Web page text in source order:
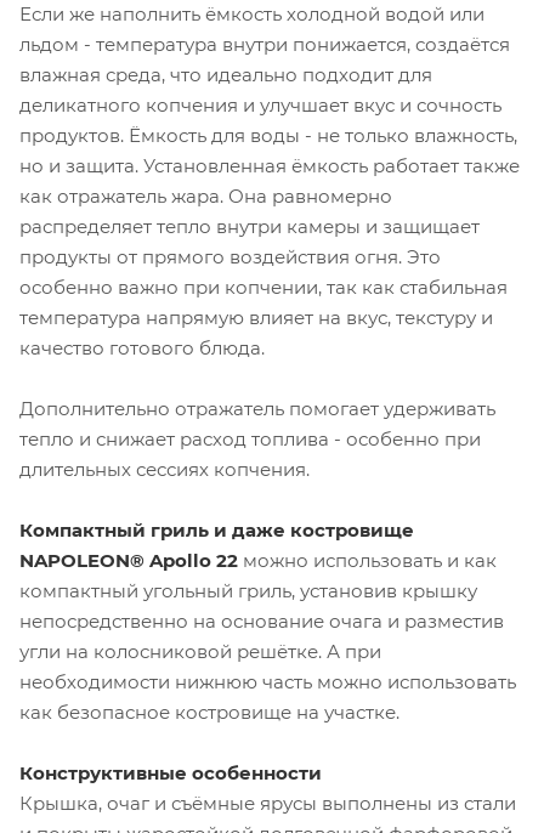
Если же наполнить ёмкость холодной водой или
льдом - температура внутри понижается, создаётся
влажная среда, что идеально подходит для
деликатного копчения и улучшает вкус и сочность
продуктов. Ёмкость для воды - не только влажность,
но и защита. Установленная ёмкость работает также
как отражатель жара. Она равномерно
распределяет тепло внутри камеры и защищает
продукты от прямого воздействия огня. Это
особенно важно при копчении, так как стабильная
температура напрямую влияет на вкус, текстуру и
качество готового блюда.
Дополнительно отражатель помогает удерживать
тепло и снижает расход топлива - особенно при
длительных сессиях копчения.
Компактный гриль и даже костровище
NAPOLEON® Apollo 22 можно использовать и как
компактный угольный гриль, установив крышку
непосредственно на основание очага и разместив
угли на колосниковой решётке. А при
необходимости нижнюю часть можно использовать
как безопасное костровище на участке.
Конструктивные особенности
Крышка, очаг и съёмные ярусы выполнены из стали